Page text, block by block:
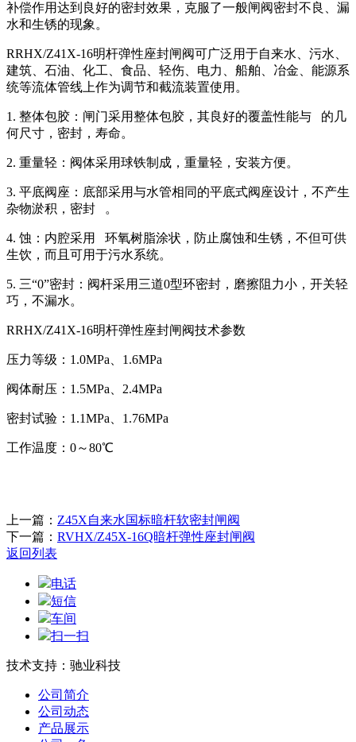
补偿作用达到良好的密封效果，克服了一般闸阀密封不良、漏
水和生锈的现象。
RRHX/Z41X-16明杆弹性座封闸阀可广泛用于自来水、污水、
建筑、石油、化工、食品、轻伤、电力、船舶、冶金、能源系
统等流体管线上作为调节和截流装置使用。
1. 整体包胶：闸门采用整体包胶，其良好的覆盖性能与 的几
何尺寸，密封，寿命。
2. 重量轻：阀体采用球铁制成，重量轻，安装方便。
3. 平底阀座：底部采用与水管相同的平底式阀座设计，不产生
杂物淤积，密封 。
4. 蚀：内腔采用 环氧树脂涂状，防止腐蚀和生锈，不但可供
生饮，而且可用于污水系统。
5. 三“0”密封：阀杆采用三道0型环密封，磨擦阻力小，开关轻
巧，不漏水。
RRHX/Z41X-16明杆弹性座封闸阀技术参数
压力等级：1.0MPa、1.6MPa
阀体耐压：1.5MPa、2.4MPa
密封试验：1.1MPa、1.76MPa
工作温度：0～80℃
上一篇： Z45X自来水国标暗杆软密封闸阀
下一篇： RVHX/Z45X-16Q暗杆弹性座封闸阀
返回列表
电话
短信
车间
扫一扫
技术支持：驰业科技
公司简介
公司动态
产品展示